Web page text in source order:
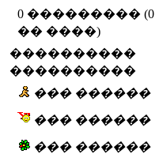
0 ��������� (0
�� ����)
����������
����������
��� ������
��� ������
��� ������